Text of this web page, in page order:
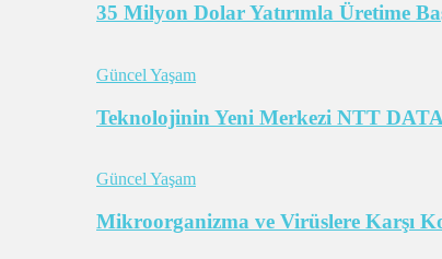
35 Milyon Dolar Yatırımla Üretime
Güncel Yaşam
Teknolojinin Yeni Merkezi NTT DATA
Güncel Yaşam
Mikroorganizma ve Virüslere Karşı